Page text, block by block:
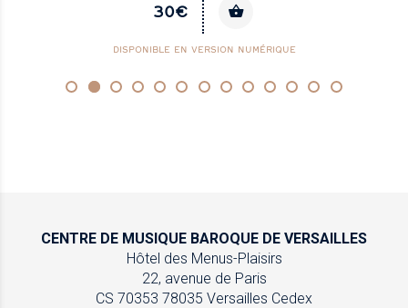
30€
DISPONIBLE EN VERSION NUMÉRIQUE
CENTRE DE MUSIQUE BAROQUE DE VERSAILLES
Hôtel des Menus-Plaisirs
22, avenue de Paris
CS 70353 78035 Versailles Cedex